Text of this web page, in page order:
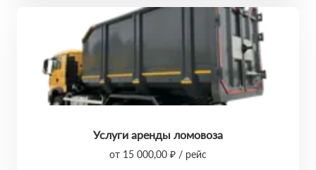
Услуги аренды ломовоза
от 15 000,00 ₽ / рейс